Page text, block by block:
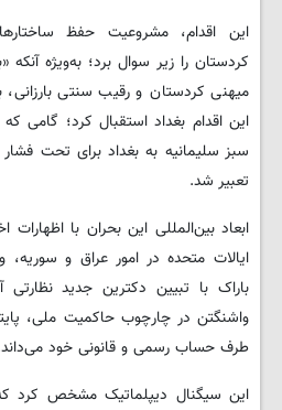
این اقدام، مشروعیت حفظ
کردستان را زیر سوال برد؛ به‌ویژه آنکه
میهنی کردستان و رقیب سنتی بارزانی،
این اقدام بغداد استقبال کرد؛ گامی
سبز سلیمانیه به بغداد برای تحت
تعبیر شد.
ابعاد بین‌المللی این بحران با اظهارات
ایالات متحده در امور عراق و
باراک با تبیین دکترین جدید نظارتی
واشنگتن در چارچوب حاکمیت ملی،
طرف حساب رسمی و قانونی خود
این سیگنال دیپلماتیک مشخص کرد